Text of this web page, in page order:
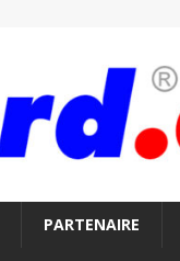
PARTENAIRE